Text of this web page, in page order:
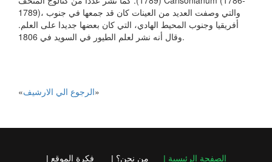
1789)، والتي وصفت العديد من العينات كان قد جمعها في جنوب
أفريقيا وجنوب المحيط الهادي، التي كان بعضها جديدا على العلم.
وقال أنه نشر لعلم الطيور في السويد في 1806.
«الرجوع الي الارشيف»
الصفحة الرئيسية | من نحن؟ | فكرة الموقع |